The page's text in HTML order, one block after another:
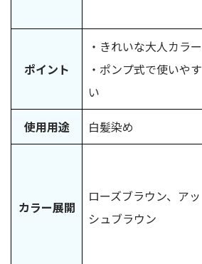
ポイント
・きれいな大人カラー
・ポンプ式で使いやす
い
使用用途 白髪染め
カラー展開
ローズブラウン、アッ
シュブラウン